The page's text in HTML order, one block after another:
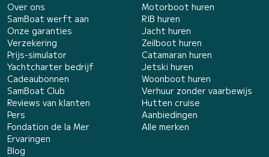
Over ons
SamBoat werft aan
Onze garanties
Verzekering
Prijs-simulator
Yachtcharter bedrijf
Cadeaubonnen
SamBoat Club
Reviews van klanten
Pers
Fondation de la Mer
Ervaringen
Blog
Motorboot huren
RIB huren
Jacht huren
Zeilboot huren
Catamaran huren
Jetski huren
Woonboot huren
Verhuur zonder vaarbewijs
Hutten cruise
Aanbiedingen
Alle merken